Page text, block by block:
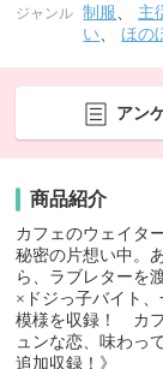
ジャンル 制服、 主
い、ほの
アン
商品紹介
カフェのウェイタ
秘密の片想い中。
ら、ラブレターを
×ドジっ子バイト
模様を収録！ カ
ュンな恋、味わっ
追加収録！》